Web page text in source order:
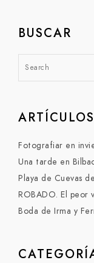
BUSCAR
Fotografiar en
Una tarde en
Playa de Cuevas
ROBADO. El
Boda de Irma y